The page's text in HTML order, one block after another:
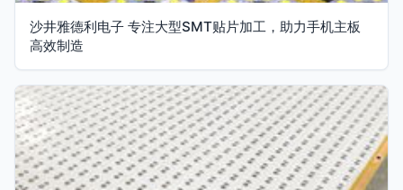
沙井雅德利电子 专注大型SMT贴片加工，助力手机主板
高效制造